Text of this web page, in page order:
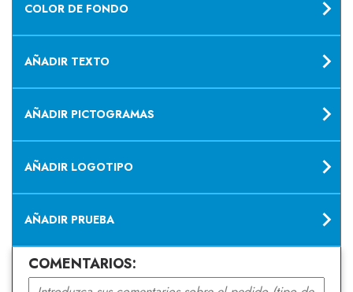
COLOR DE FONDO
AÑADIR TEXTO
AÑADIR PICTOGRAMAS
AÑADIR LOGOTIPO
AÑADIR PRUEBA
COMENTARIOS: